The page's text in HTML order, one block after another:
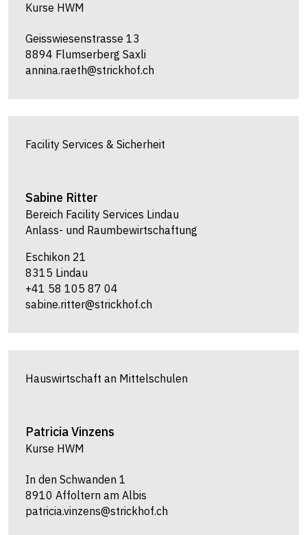
Kurse HWM
Geisswiesenstrasse 13
8894 Flumserberg Saxli
annina.raeth@strickhof.ch
Facility Services & Sicherheit
Sabine Ritter
Bereich Facility Services Lindau
Anlass- und Raumbewirtschaftung
Eschikon 21
8315 Lindau
+41 58 105 87 04
sabine.ritter@strickhof.ch
Hauswirtschaft an Mittelschulen
PatriciaVinzens
Kurse HWM
In den Schwanden 1
8910 Affoltern am Albis
patricia.vinzens@strickhof.ch